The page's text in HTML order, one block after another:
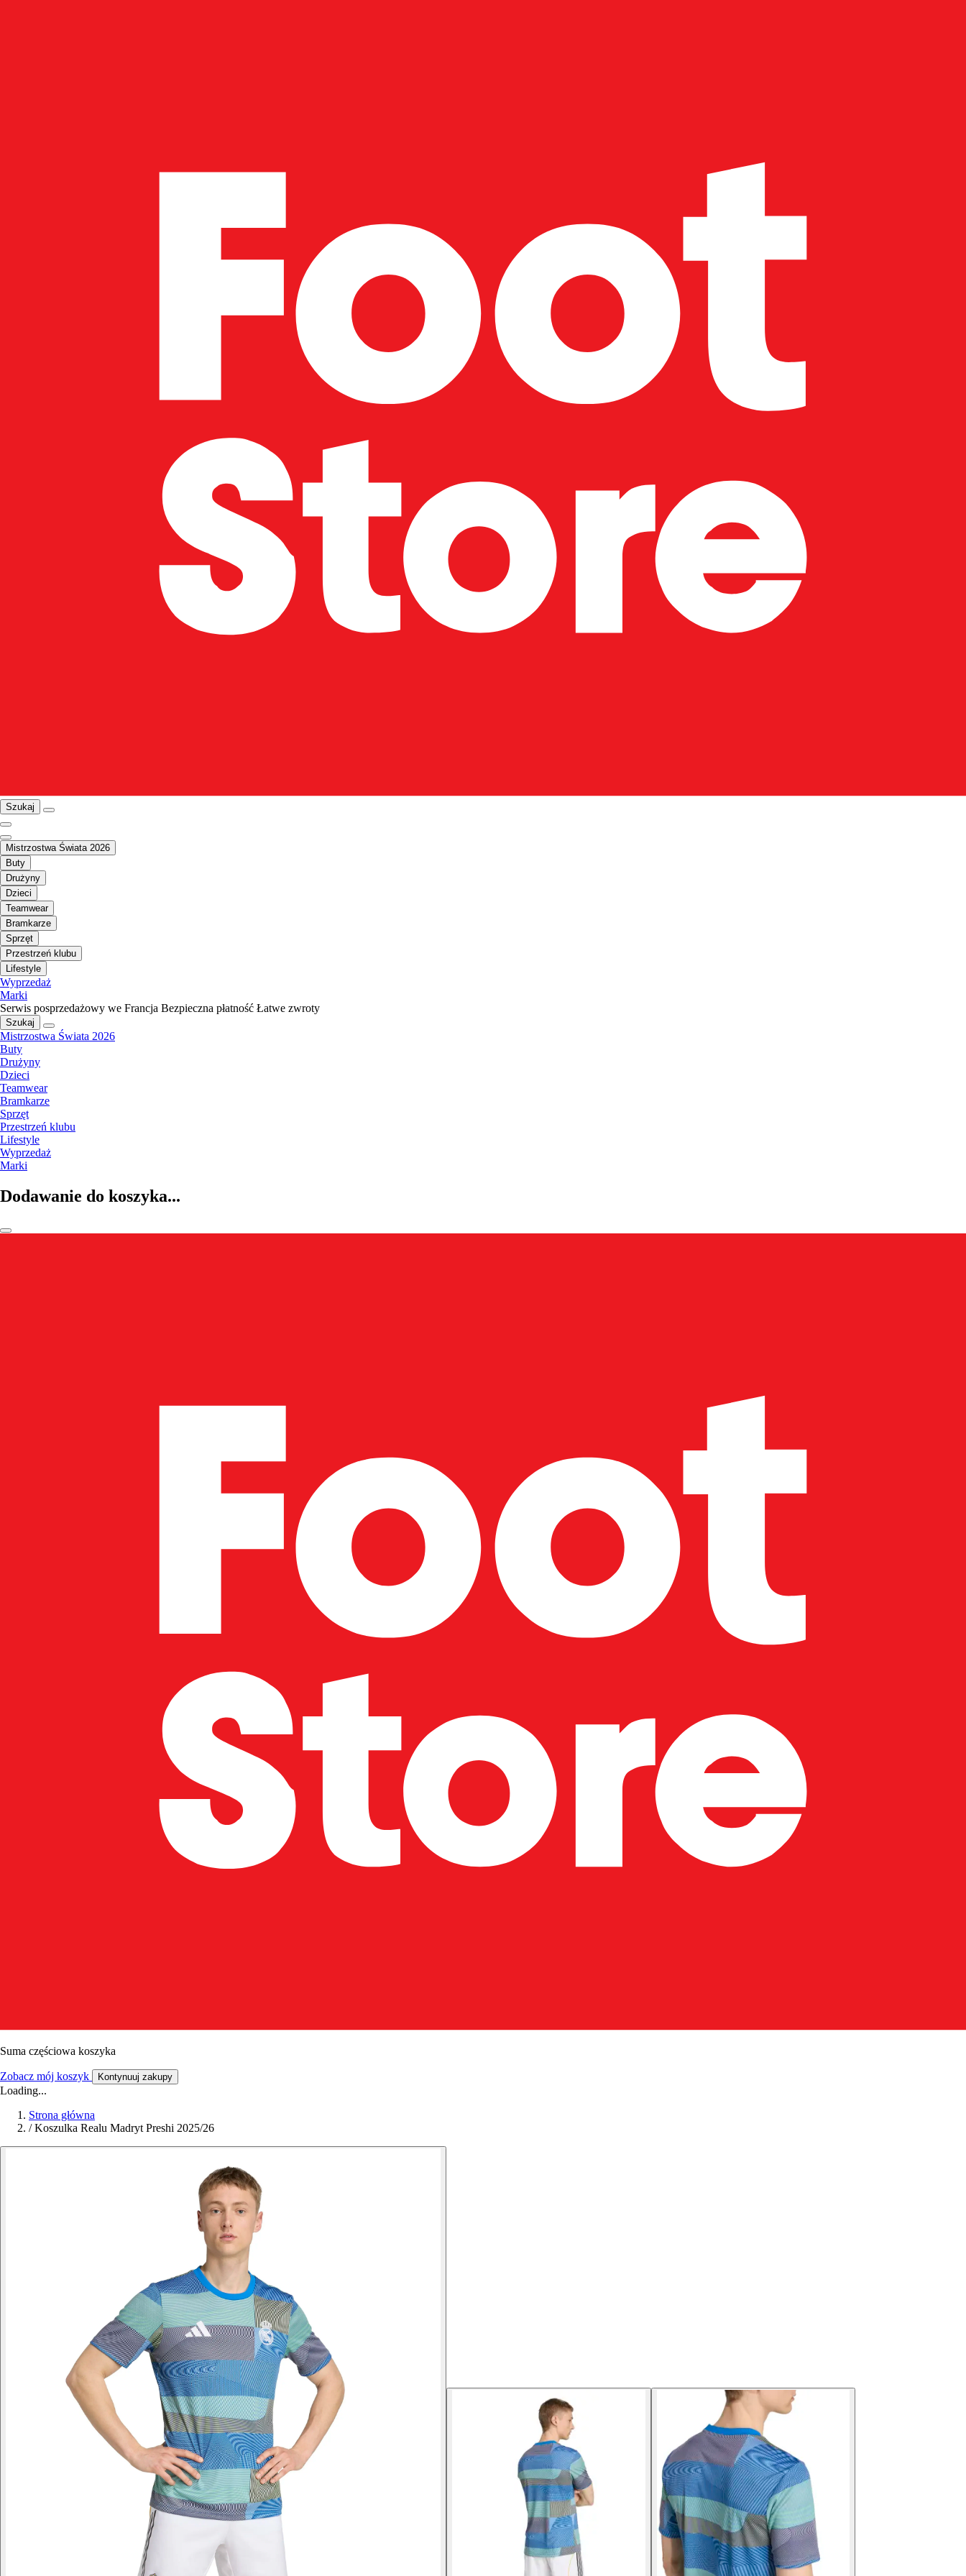
Szukaj
Mistrzostwa Świata 2026
Buty
Drużyny
Dzieci
Teamwear
Bramkarze
Sprzęt
Przestrzeń klubu
Lifestyle
Wyprzedaż
Marki
Serwis posprzedażowy we Francja Bezpieczna płatność Łatwe zwroty
Szukaj
Mistrzostwa Świata 2026
Buty
Drużyny
Dzieci
Teamwear
Bramkarze
Sprzęt
Przestrzeń klubu
Lifestyle
Wyprzedaż
Marki
Dodawanie do koszyka...
Suma częściowa koszyka
Zobacz mój koszyk Kontynuuj zakupy
Loading...
Strona główna
/ Koszulka Realu Madryt Preshi 2025/26